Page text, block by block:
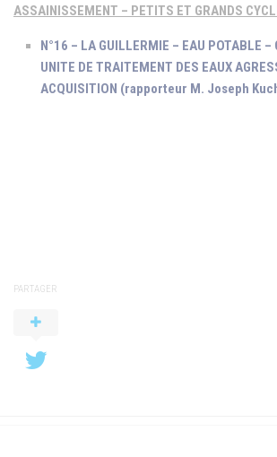
ASSAINISSEMENT – PETITS ET GRANDS
N°16 – LA GUILLERMIE – EAU POTABLE –
UNITE DE TRAITEMENT DES EAUX
ACQUISITION (rapporteur M. Joseph
PARTAGER